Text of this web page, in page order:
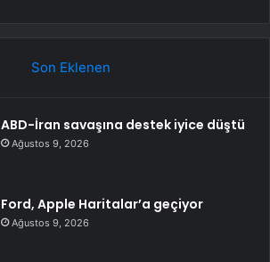
Son Eklenen
ABD-İran savaşına destek iyice düştü
Ağustos 9, 2026
Ford, Apple Haritalar’a geçiyor
Ağustos 9, 2026